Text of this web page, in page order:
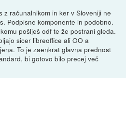
z računalnikom in ker v Sloveniji ne
Podpisne komponente in podobno.
pošlješ odf te že postrani gleda.
sicer libreoffice ali OO a
To je zaenkrat glavna prednost
bi gotovo bilo precej več